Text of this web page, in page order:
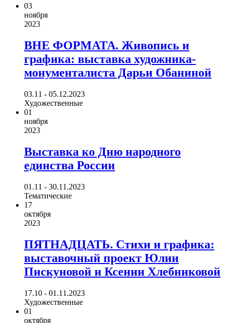
03
ноября
2023
ВНЕ ФОРМАТА. Живопись и
графика: выставка художника-
монументалиста Дарьи Обаниной
03.11 - 05.12.2023
Художественные
01
ноября
2023
Выставка ко Дню народного
единства России
01.11 - 30.11.2023
Тематические
17
октября
2023
ПЯТНАДЦАТЬ. Стихи и графика:
выставочный проект Юлии
Пискуновой и Ксении Хлебниковой
17.10 - 01.11.2023
Художественные
01
октября